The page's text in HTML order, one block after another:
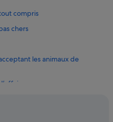
compris
chers
les animaux de
compris